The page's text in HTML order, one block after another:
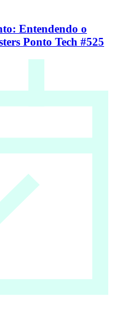
Entendendo o
Ponto Tech #525